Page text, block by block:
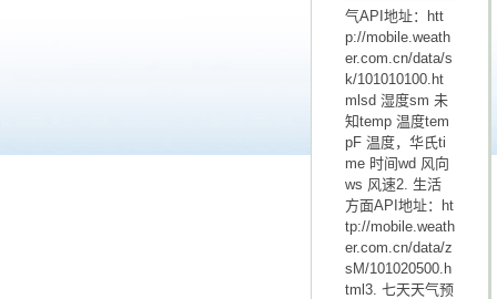
气API地址：htt
p://mobile.weath
er.com.cn/data/s
k/101010100.ht
mlsd 湿度sm 未
知temp 温度tem
pF 温度，华氏ti
me 时间wd 风向
ws 风速2. 生活
方面API地址：ht
tp://mobile.weath
er.com.cn/data/z
sM/101020500.h
tml3. 七天天气预